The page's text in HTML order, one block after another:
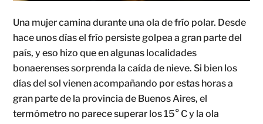
Una mujer camina durante una ola de frío polar. Desde
hace unos días el frío persiste golpea a gran parte del
país, y eso hizo que en algunas localidades
bonaerenses sorprenda la caída de nieve. Si bien los
días del sol vienen acompañando por estas horas a
gran parte de la provincia de Buenos Aires, el
termómetro no parece superar los 15° C y la ola